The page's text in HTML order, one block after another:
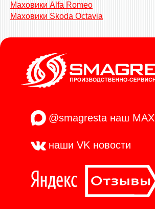
Маховики Alfa Romeo
Маховики Skoda Octavia
@smagresta наш MAX
наши VK новости